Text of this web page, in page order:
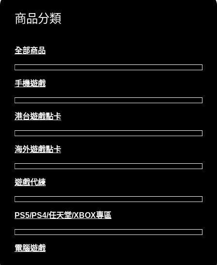
商品分類
全部商品
手機遊戲
港台遊戲點卡
海外遊戲點卡
遊戲代練
PS5/PS4/任天堂/XBOX專區
電腦遊戲